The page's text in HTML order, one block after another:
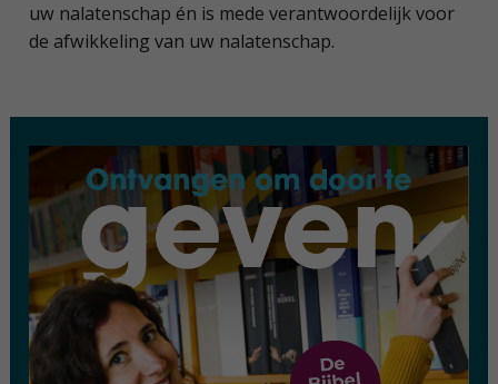
uw nalatenschap én is mede verantwoordelijk voor
de afwikkeling van uw nalatenschap.